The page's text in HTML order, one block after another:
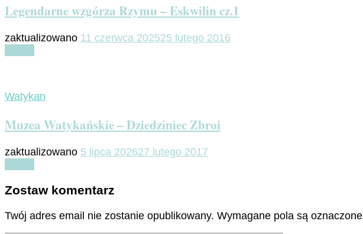
Legendarne wzgórza Rzymu – Eskwilin cz.1
zaktualizowano 11 czerwca 202525 lutego 2016
Watykan
Muzea Watykańskie – Dziedziniec Zbroi
zaktualizowano 5 lipca 202627 lutego 2017
Zostaw komentarz
Twój adres email nie zostanie opublikowany. Wymagane pola są oznaczone